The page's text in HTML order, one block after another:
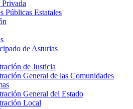
Privada
Públicas Estatales
de Asturias
de Justicia
General de las Comunidades
General del Estado
Local